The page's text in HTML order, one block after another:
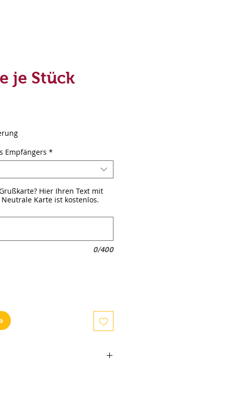
je Stück
Empfängers *
Hier Ihren Text mit
Karte ist kostenlos.
0/400